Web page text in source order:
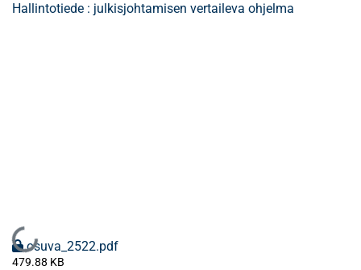
Hallintotiede : julkisjohtamisen vertaileva ohjelma
Ladataan...
osuva_2522.pdf
479.88 KB